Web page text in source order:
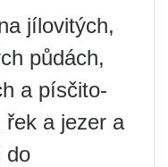
jílovitých,
půdách,
a písčito-
řek a jezer a
do